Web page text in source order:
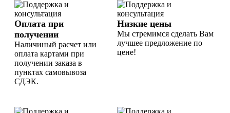
Оплата при
получении
Наличиный расчет или
оплата картами при
получении заказа в
пунктах самовывоза
СДЭК.
Низкие цены
Мы стремимся сделать Вам
лучшее предложение по
цене!